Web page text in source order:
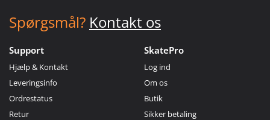
Spørgsmål? Kontakt os
Support
Hjælp & Kontakt
Leveringsinfo
Ordrestatus
Retur
SkatePro
Log ind
Om os
Butik
Sikker betaling